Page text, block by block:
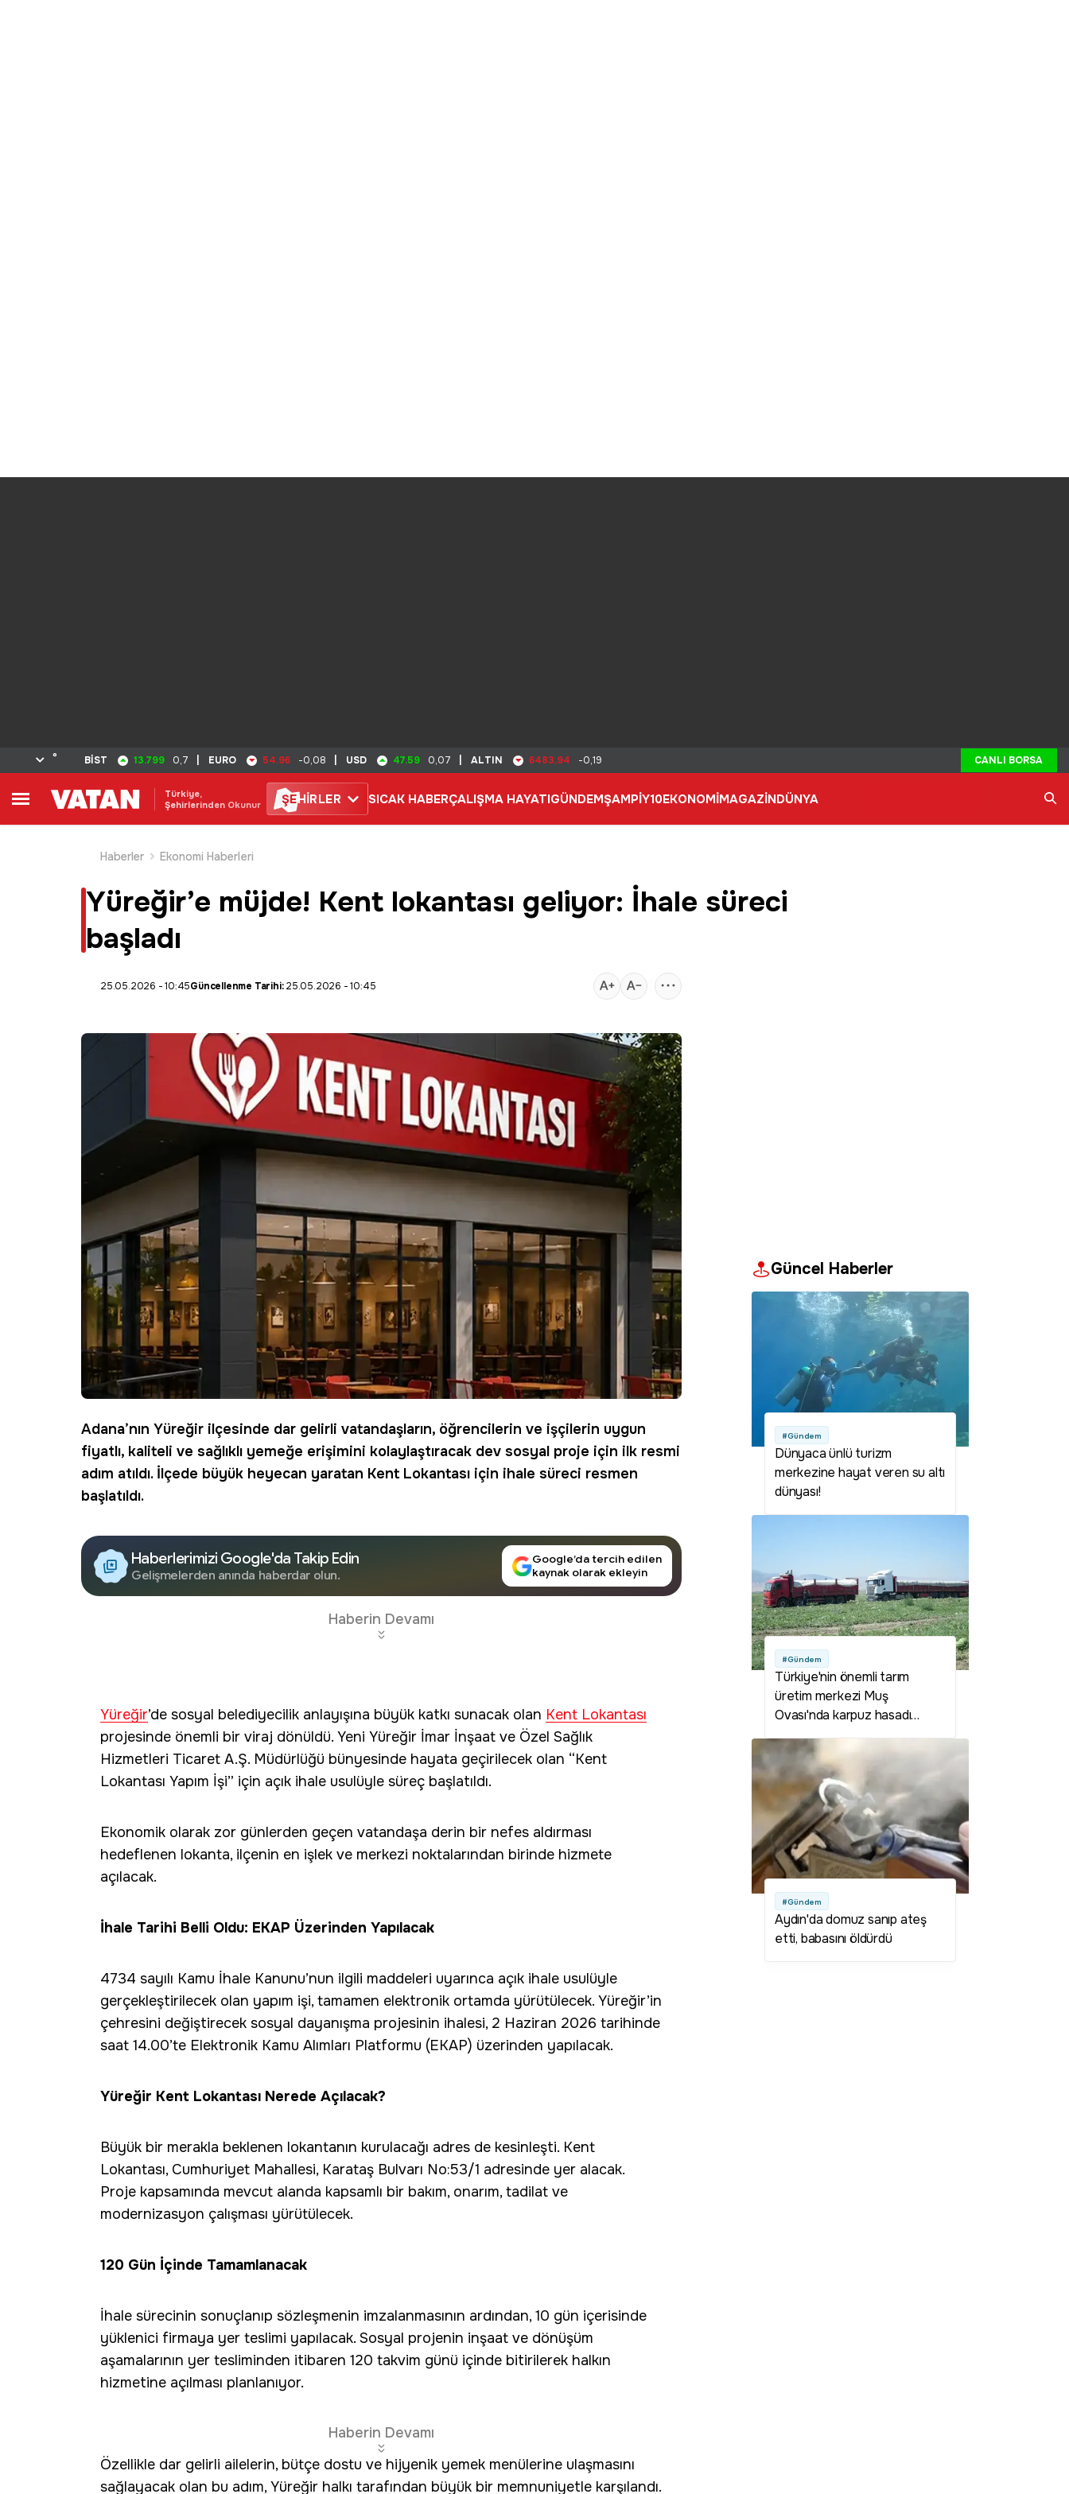
° BİST 13.799 0,7 EURO 54.96 -0,08 USD 47.59 0,07 ALTIN 6483,94 -0,19 CANLI BORSA
Türkiye,
Şehirlerinden Okunur
ŞEHİRLER SICAK HABERÇALIŞMA HAYATIGÜNDEMŞAMPİY10EKONOMİMAGAZİNDÜNYA
Haberler
Ekonomi Haberleri
Yüreğir’e müjde! Kent lokantası geliyor: İhale süreci
başladı
25.05.2026 - 10:45Güncellenme Tarihi:25.05.2026 - 10:45
Adana’nın Yüreğir ilçesinde dar gelirli vatandaşların, öğrencilerin ve işçilerin uygun
fiyatlı, kaliteli ve sağlıklı yemeğe erişimini kolaylaştıracak dev sosyal proje için ilk resmi
adım atıldı. İlçede büyük heyecan yaratan Kent Lokantası için ihale süreci resmen
başlatıldı.
Haberlerimizi Google'da Takip Edin
Gelişmelerden anında haberdar olun.
Google’da tercih edilen
kaynak olarak ekleyin
Haberin Devamı
Yüreğir’de sosyal belediyecilik anlayışına büyük katkı sunacak olan Kent Lokantası
projesinde önemli bir viraj dönüldü. Yeni Yüreğir İmar İnşaat ve Özel Sağlık
Hizmetleri Ticaret A.Ş. Müdürlüğü bünyesinde hayata geçirilecek olan “Kent
Lokantası Yapım İşi” için açık ihale usulüyle süreç başlatıldı.
Ekonomik olarak zor günlerden geçen vatandaşa derin bir nefes aldırması
hedeflenen lokanta, ilçenin en işlek ve merkezi noktalarından birinde hizmete
açılacak.
İhale Tarihi Belli Oldu: EKAP Üzerinden Yapılacak
4734 sayılı Kamu İhale Kanunu’nun ilgili maddeleri uyarınca açık ihale usulüyle
gerçekleştirilecek olan yapım işi, tamamen elektronik ortamda yürütülecek. Yüreğir’in
çehresini değiştirecek sosyal dayanışma projesinin ihalesi, 2 Haziran 2026 tarihinde
saat 14.00’te Elektronik Kamu Alımları Platformu (EKAP) üzerinden yapılacak.
Yüreğir Kent Lokantası Nerede Açılacak?
Büyük bir merakla beklenen lokantanın kurulacağı adres de kesinleşti. Kent
Lokantası, Cumhuriyet Mahallesi, Karataş Bulvarı No:53/1 adresinde yer alacak.
Proje kapsamında mevcut alanda kapsamlı bir bakım, onarım, tadilat ve
modernizasyon çalışması yürütülecek.
120 Gün İçinde Tamamlanacak
İhale sürecinin sonuçlanıp sözleşmenin imzalanmasının ardından, 10 gün içerisinde
yüklenici firmaya yer teslimi yapılacak. Sosyal projenin inşaat ve dönüşüm
aşamalarının yer tesliminden itibaren 120 takvim günü içinde bitirilerek halkın
hizmetine açılması planlanıyor.
Haberin Devamı
Özellikle dar gelirli ailelerin, bütçe dostu ve hijyenik yemek menülerine ulaşmasını
sağlayacak olan bu adım, Yüreğir halkı tarafından büyük bir memnuniyetle karşılandı.
Güncel Haberler
#Gündem
Dünyaca ünlü turizm
merkezine hayat veren su altı
dünyası!
#Gündem
Türkiye'nin önemli tarım
üretim merkezi Muş
Ovası'nda karpuz hasadı
hedefleniyor
#Gündem
Aydın'da domuz sanıp ateş
etti, babasını öldürdü